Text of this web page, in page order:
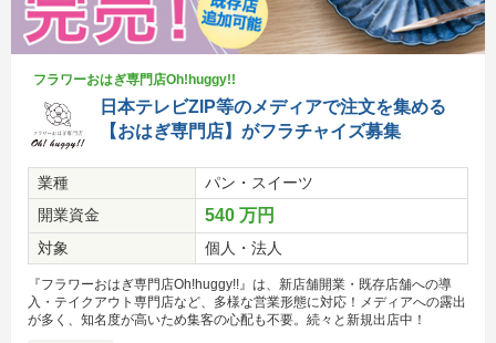
フラワーおはぎ専門店Oh!huggy!!
日本テレビZIP等のメディアで注文を集める
【おはぎ専門店】がフラチャイズ募集
業種
パン・スイーツ
開業資金
540 万円
対象 個人・法人
『フラワーおはぎ専門店Oh!huggy!!』は、新店舗開業・既存店舗への導
入・テイクアウト専門店など、多様な営業形態に対応！メディアへの露出
が多く、知名度が高いため集客の心配も不要。続々と新規出店中！